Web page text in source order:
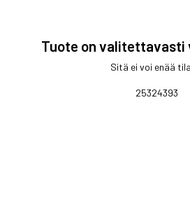
Tuote on valitettavasti
Sitä ei voi enää
25324393